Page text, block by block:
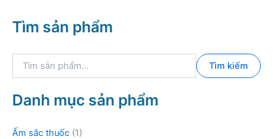
Tìm sản phẩm
k
i
m
Tìm kiếm
Danh mục sản phẩm
Ấm sắc thuốc (1)